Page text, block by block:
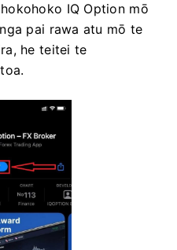
IQ Option mō
pai rawa atu mō te
he teitei te